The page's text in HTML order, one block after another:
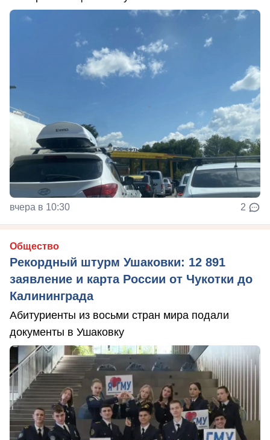
вчера в 10:30 2
Общество
Рекордный штурм Ушаковки: 12 891
заявление и карта России от Чукотки до
Калининграда
Абитуриенты из восьми стран мира подали
документы в Ушаковку